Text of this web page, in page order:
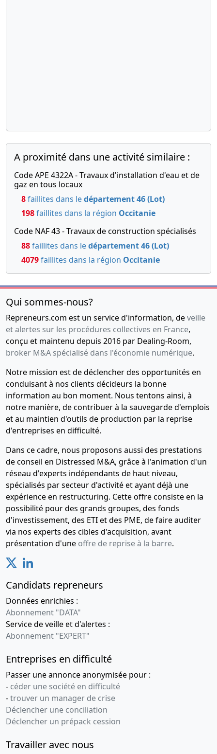
A proximité dans une activité similaire :
Code APE 4322A - Travaux d'installation d'eau et de
gaz en tous locaux
8faillites dans ledépartement 46 (Lot)
198faillites dans la région Occitanie
Code NAF 43 - Travaux de construction spécialisés
88faillites dans ledépartement 46 (Lot)
4079faillites dans la région Occitanie
Qui sommes-nous?
Repreneurs.com est un service d'information, deveille
et alertes sur les procédures collectives en France,
conçu et maintenu depuis 2016 par Dealing-Room,
broker M&A spécialisé dans l'économie numérique.
Notre mission est de déclencher des opportunités en
conduisant à nos clients décideurs la bonne
information au bon moment. Nous tentons ainsi, à
notre manière, de contribuer à la sauvegarde d'emplois
et au maintien d'outils de production par la reprise
d'entreprises en difficulté.
Dans ce cadre, nous proposons aussi des prestations
de conseil en Distressed M&A, grâce à l'animation d'un
réseau d'experts indépendants de haut niveau,
spécialisés par secteur d'activité et ayant déjà une
expérience en restructuring. Cette offre consiste en la
possibilité pour des grands groupes, des fonds
d'investissement, des ETI et des PME, de faire auditer
via nos experts des cibles d'acquisition, avant
présentation d'une offre de reprise à la barre.
Candidats repreneurs
Données enrichies :
Abonnement "DATA"
Service de veille et d'alertes :
Abonnement "EXPERT"
Entreprises en difficulté
Passer une annonce anonymisée pour :
- céder une société en difficulté
-trouver un manager de crise
Déclencher une conciliation
Déclencher un prépack cession
Travailler avec nous